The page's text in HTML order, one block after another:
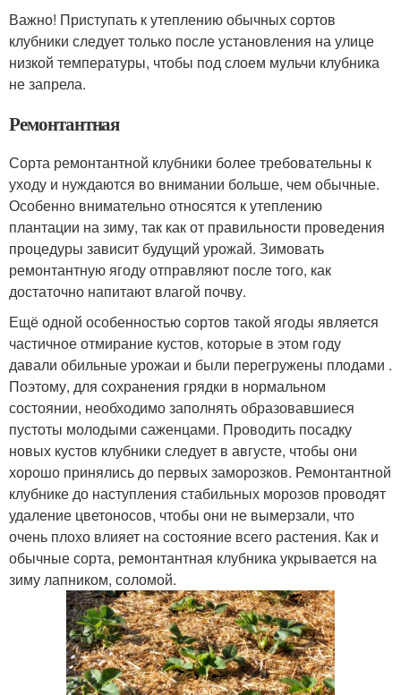
Важно! Приступать к утеплению обычных сортов
клубники следует только после установления на улице
низкой температуры, чтобы под слоем мульчи клубника
не запрела.
Ремонтантная
Сорта ремонтантной клубники более требовательны к
уходу и нуждаются во внимании больше, чем обычные.
Особенно внимательно относятся к утеплению
плантации на зиму, так как от правильности проведения
процедуры зависит будущий урожай. Зимовать
ремонтантную ягоду отправляют после того, как
достаточно напитают влагой почву.
Ещё одной особенностью сортов такой ягоды является
частичное отмирание кустов, которые в этом году
давали обильные урожаи и были перегружены плодами .
Поэтому, для сохранения грядки в нормальном
состоянии, необходимо заполнять образовавшиеся
пустоты молодыми саженцами. Проводить посадку
новых кустов клубники следует в августе, чтобы они
хорошо принялись до первых заморозков. Ремонтантной
клубнике до наступления стабильных морозов проводят
удаление цветоносов, чтобы они не вымерзали, что
очень плохо влияет на состояние всего растения. Как и
обычные сорта, ремонтантная клубника укрывается на
зиму лапником, соломой.